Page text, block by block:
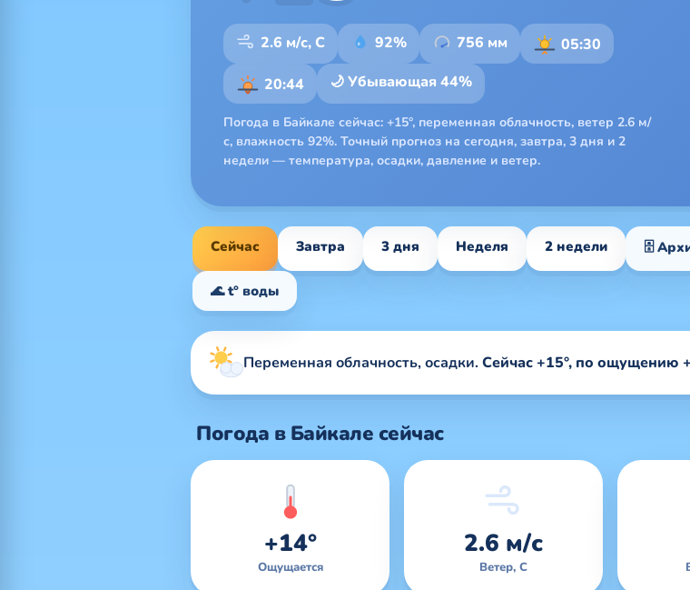
2.6 м/с, С 92% 756 мм
05:30
20:44
🌙 Убывающая 44%
Погода в Байкале сейчас: +15°, переменная облачность, ветер 2.6 м/
с, влажность 92%. Точный прогноз на сегодня, завтра, 3 дня и 2
недели — температура, осадки, давление и ветер.
Сейчас Завтра 3 дня Неделя 2 недели 🗄
🌊 t° воды
Переменная облачность, осадки. Сейчас +15°, по ощущению
Погода в Байкале сейчас
+14°
Ощущается
2.6 м/с
Ветер, С